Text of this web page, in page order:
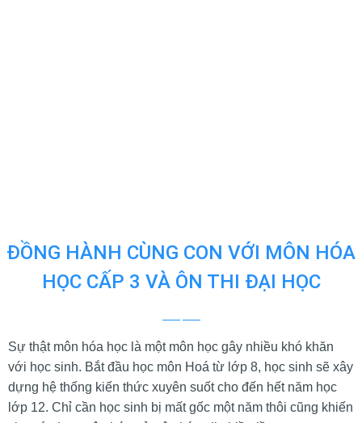
ĐỒNG HÀNH CÙNG CON VỚI MÔN HÓA
HỌC CẤP 3 VÀ ÔN THI ĐẠI HỌC
Sự thật môn hóa học là một môn học gây nhiều khó khăn
với học sinh. Bắt đầu học môn Hoá từ lớp 8, học sinh sẽ xây
dựng hệ thống kiến thức xuyên suốt cho đến hết năm học
lớp 12. Chỉ cần học sinh bị mất gốc một năm thôi cũng khiến